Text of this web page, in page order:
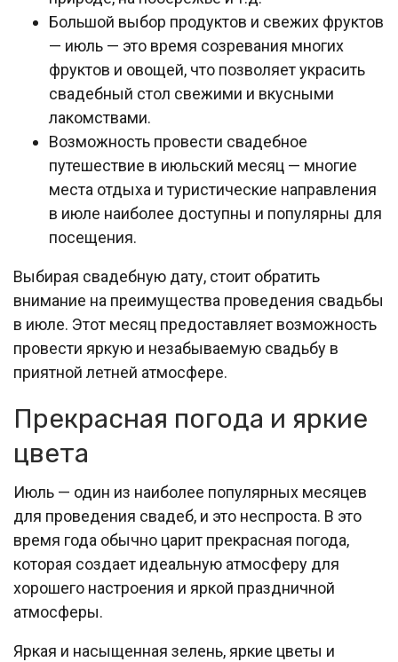
Большой выбор продуктов и свежих фруктов
— июль — это время созревания многих
фруктов и овощей, что позволяет украсить
свадебный стол свежими и вкусными
лакомствами.
Возможность провести свадебное
путешествие в июльский месяц — многие
места отдыха и туристические направления
в июле наиболее доступны и популярны для
посещения.
Выбирая свадебную дату, стоит обратить
внимание на преимущества проведения свадьбы
в июле. Этот месяц предоставляет возможность
провести яркую и незабываемую свадьбу в
приятной летней атмосфере.
Прекрасная погода и яркие
цвета
Июль — один из наиболее популярных месяцев
для проведения свадеб, и это неспроста. В это
время года обычно царит прекрасная погода,
которая создает идеальную атмосферу для
хорошего настроения и яркой праздничной
атмосферы.
Яркая и насыщенная зелень, яркие цветы и